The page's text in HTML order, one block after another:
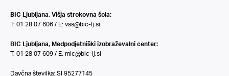
BIC Ljubljana, Višja strokovna šola:
T: 01 28 07 606 / E: vss@bic-lj.si
BIC Ljubljana, Medpodjetniški izobraževalni center:
T: 01 28 07 609 / E: mic@bic-lj.si
Davčna številka: SI 95277145